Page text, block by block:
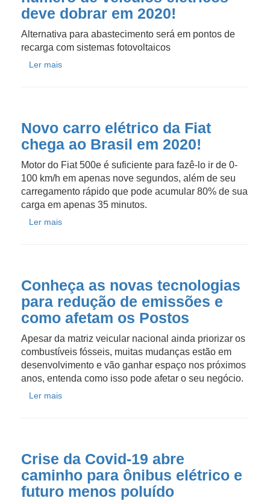
deve dobrar em 2020!
Alternativa para abastecimento será em pontos de
recarga com sistemas fotovoltaicos
Ler mais
Novo carro elétrico da Fiat
chega ao Brasil em 2020!
Motor do Fiat 500e é suficiente para fazê-lo ir de 0-
100 km/h em apenas nove segundos, além de seu
carregamento rápido que pode acumular 80% de sua
carga em apenas 35 minutos.
Ler mais
Conheça as novas tecnologias
para redução de emissões e
como afetam os Postos
Apesar da matriz veicular nacional ainda priorizar os
combustíveis fósseis, muitas mudanças estão em
desenvolvimento e vão ganhar espaço nos próximos
anos, entenda como isso pode afetar o seu negócio.
Ler mais
Crise da Covid-19 abre
caminho para ônibus elétrico e
futuro menos poluído